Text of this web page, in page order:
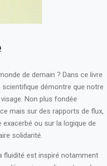
de demain ? Dans ce livre
scientifique démontre que notre
Non plus fondée
mais sur des rapports de flux,
exacerbé ou sur la logique de
solidarité.
fluidité est inspiré notamment